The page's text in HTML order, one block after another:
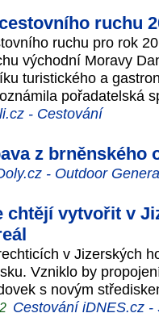
ruchu
ruchu pro rok
východní Moravy
turistického a
pořadatelská
- Cestování
z brněnského
- Outdoor
chtějí vytvořit v
v Jizerských
Vzniklo by
s novým
Cestování iDNES.cz